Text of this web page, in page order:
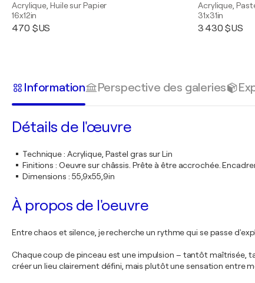
Acrylique, Huile sur Papier
16x12in
470 $US
Acrylique,
31x31in
3 430 $US
Information Perspective des galeries
Détails de l'œuvre
Technique: Acrylique, Pastel gras sur Lin
Finitions : Oeuvre sur châssis. Prête à être accrochée.
Dimensions : 55,9x55,9in
À propos de l'oeuvre
Entre chaos et silence, je recherche un rythme qui se passe
Chaque coup de pinceau est une impulsion – tantôt maîtrisée,
créer un lieu clairement défini, mais plutôt une sensation entre